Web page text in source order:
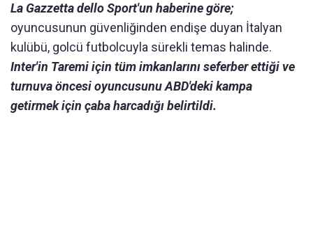
La Gazzetta dello Sport'un haberine göre;
oyuncusunun güvenliğinden endişe duyan İtalyan
kulübü, golcü futbolcuyla sürekli temas halinde.
Inter'in Taremi için tüm imkanlarını seferber ettiği ve
turnuva öncesi oyuncusunu ABD'deki kampa
getirmek için çaba harcadığı belirtildi.